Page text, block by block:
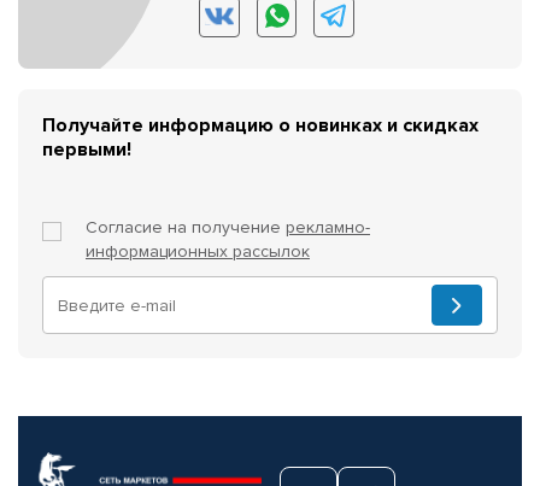
Получайте информацию о новинках и скидках
первыми!
Согласие на получение рекламно-
информационных рассылок